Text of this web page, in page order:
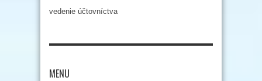
vedenie účtovníctva
MENU